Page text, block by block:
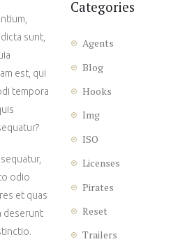
sunt,
est, qui
tempora
odio
et quas
deserunt
Categories
Agents
Blog
Hooks
Img
ISO
Licenses
Pirates
Reset
Trailers